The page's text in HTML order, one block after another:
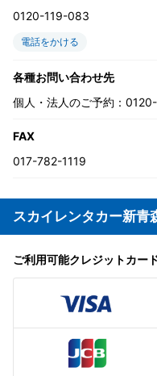
0120-119-083
電話をかける
各種お問い合わせ先
個人・法人のご予約：
FAX
017-782-1119
スカイレンタカー新青
ご利用可能クレジットカー